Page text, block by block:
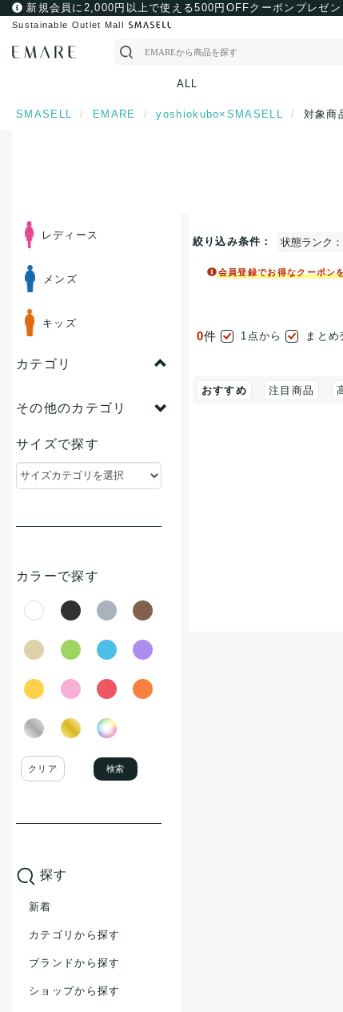
新規会員に2,000円以上で使える500円OFFクーポンプレゼン
Sustainable Outlet Mall
ALL
SMASELL EMARE yoshiokubo×SMASELL 対象商
レディース
メンズ
キッズ
カテゴリ
その他のカテゴリ
サイズで探す
カラーで探す
クリア 検索
探す
新着
カテゴリから探す
ブランドから探す
ショップから探す
絞り込み条件： 状態ランク
会員登録でお得なクーポン
0件 1点から まとめ
おすすめ 注目商品